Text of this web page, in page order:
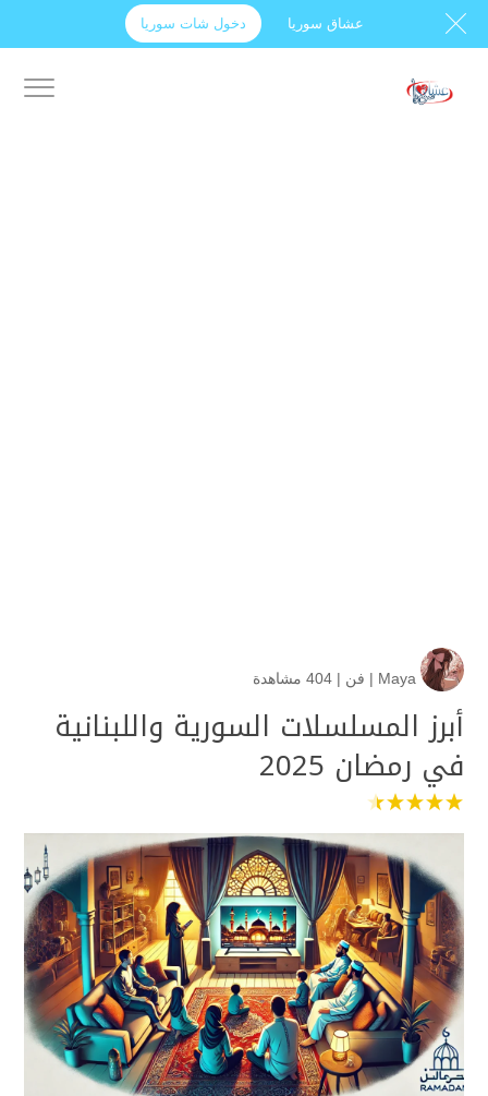
عشاق سوريا دخول شات سوريا
Maya
| فن | 404 مشاهدة
أبرز المسلسلات السورية واللبنانية
في رمضان 2025